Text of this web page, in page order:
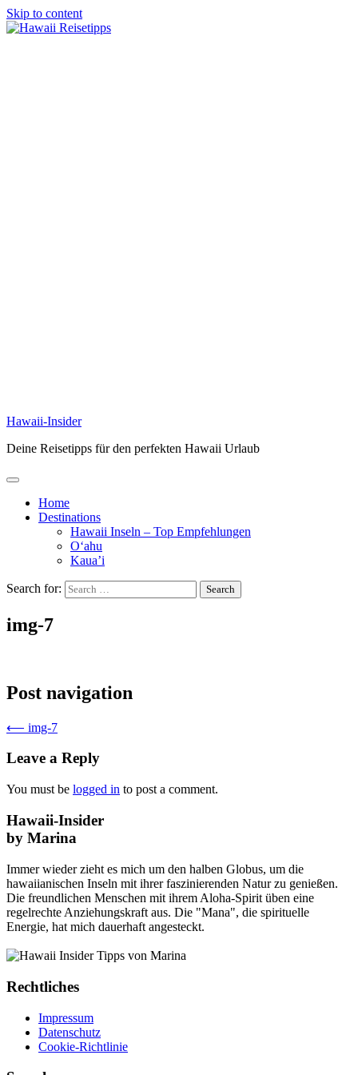
Skip to content
Hawaii-Insider
Deine Reisetipps für den perfekten Hawaii Urlaub
Home
Destinations
Hawaii Inseln – Top Empfehlungen
O‘ahu
Kaua’i
Search for:
img-7
Post navigation
⟵ img-7
Leave a Reply
You must be logged in to post a comment.
Hawaii-Insider
by Marina
Immer wieder zieht es mich um den halben Globus, um die
hawaiianischen Inseln mit ihrer faszinierenden Natur zu genießen.
Die freundlichen Menschen mit ihrem Aloha-Spirit üben eine
regelrechte Anziehungskraft aus. Die "Mana", die spirituelle
Energie, hat mich dauerhaft angesteckt.
Rechtliches
Impressum
Datenschutz
Cookie-Richtlinie